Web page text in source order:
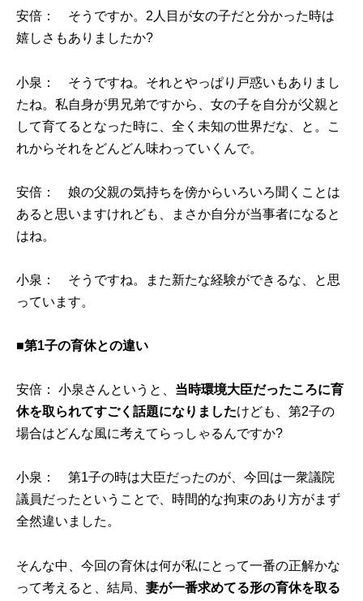
安倍： そうですか。2人目が女の子だと分かった時は
嬉しさもありましたか?
小泉： そうですね。それとやっぱり戸惑いもありまし
たね。私自身が男兄弟ですから、女の子を自分が父親と
して育てるとなった時に、全く未知の世界だな、と。こ
れからそれをどんどん味わっていくんで。
安倍： 娘の父親の気持ちを傍からいろいろ聞くことは
あると思いますけれども、まさか自分が当事者になると
はね。
小泉： そうですね。また新たな経験ができるな、と思
っています。
■第1子の育休との違い
安倍： 小泉さんというと、 当時環境大臣だったころに育
休を取られてすごく話題になりましたけども、第2子の
場合はどんな風に考えてらっしゃるんですか?
小泉： 第1子の時は大臣だったのが、今回は一衆議院
議員だったということで、時間的な拘束のあり方がまず
全然違いました。
そんな中、今回の育休は何が私にとって一番の正解かな
って考えると、結局、妻が一番求めてる形の育休を取る